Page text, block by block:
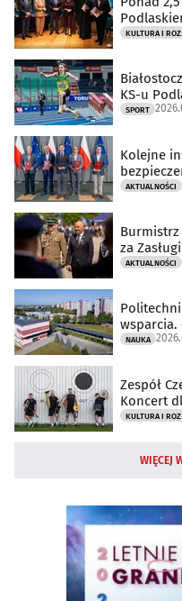
KS-u
SPORT
Kolejne
AKTUALNOŚCI
Burmistrz
za
AKTUALNOŚCI
wsparcia.
NAUKA
Zespół
Koncert
WIĘCEJ